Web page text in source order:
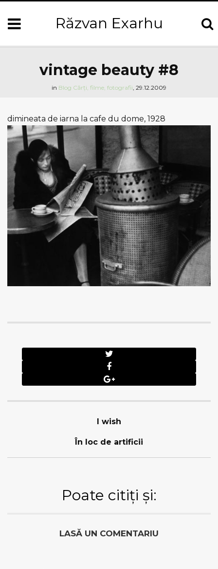
Răzvan Exarhu
vintage beauty #8
in Blog Cărți, filme, fotografii, 29.12.2009
dimineata de iarna la cafe du dome, 1928
I wish
În loc de artificii
Poate citiți și:
LASĂ UN COMENTARIU